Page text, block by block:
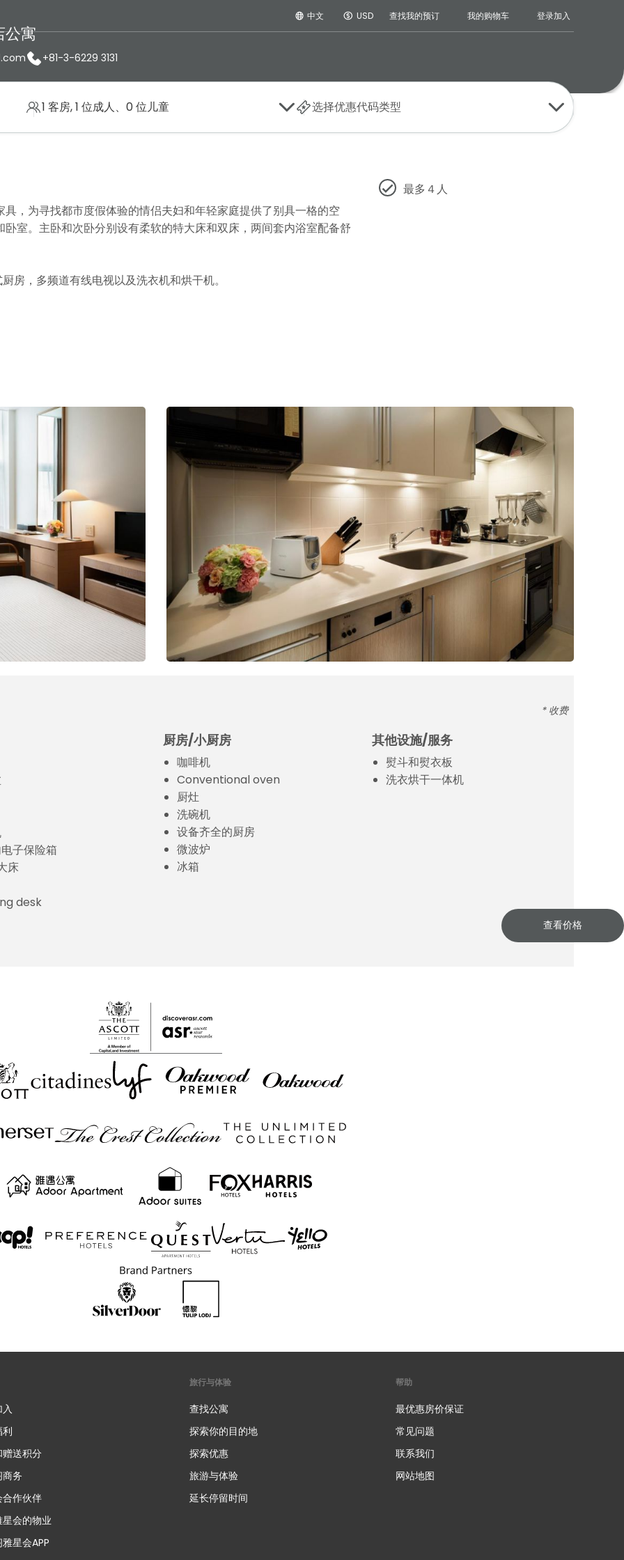
中文 USD 查找我的预订 我的购物车 登录加入
查看价格
1 客房, 1 位成人、0 位儿童 选择优惠代码类型
公寓
+81-3-6229 3131
二居室行政公寓
，为寻找都市度假体验的情侣夫妇和年轻家庭提供了别具一格的空
室。主卧和次卧分别设有柔软的特大床和双床，两间套内浴室配备舒
房，多频道有线电视以及洗衣机和烘干机。
最多４人
* 收费
子保险箱
床
desk
厨房/小厨房
咖啡机
Conventional oven
厨灶
洗碗机
设备齐全的厨房
微波炉
冰箱
其他设施/服务
熨斗和熨衣板
洗衣烘干一体机
送积分
务
作伙伴
会的物业
星会APP
旅行与体验
查找公寓
探索你的目的地
探索优惠
旅游与体验
延长停留时间
帮助
最优惠房价保证
常见问题
联系我们
网站地图